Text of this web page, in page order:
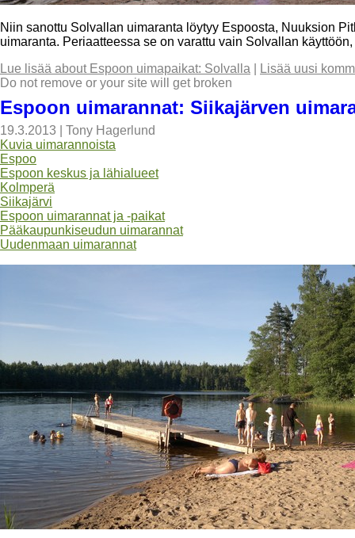
Niin sanottu Solvallan uimaranta löytyy Espoosta, Nuuksion
uimaranta. Periaatteessa se on varattu vain Solvallan
Lue lisää about Espoon uimapaikat: Solvalla
Lisää uusi
Do not remove or your site will get broken
Espoon uimarannat: Siikajärven
19.3.2013
Tony Hagerlund
Kuvia uimarannoista
Espoo
Espoon keskus ja lähialueet
Kolmperä
Siikajärvi
Espoon uimarannat ja -paikat
Pääkaupunkiseudun uimarannat
Uudenmaan uimarannat